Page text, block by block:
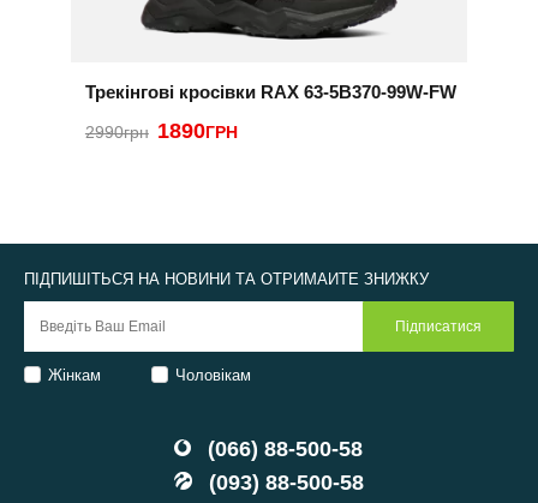
Трекінгові кросівки RAX 63-5B370-99W-FW
2990грн 1890ГРН
(066) 88-500-58
(093) 88-500-58
ПІДПИШІТЬСЯ НА НОВИНИ ТА ОТРИМАЙТЕ ЗНИЖКУ
Жінкам Чоловікам